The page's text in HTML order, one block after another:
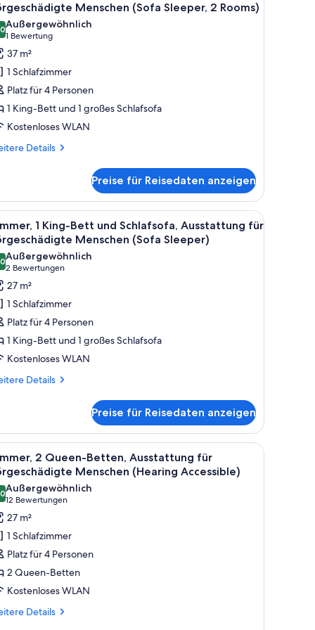
Menschen (Sofa Sleeper, 2 Rooms)
von 10
Außergewöhnlich
1 Bewertung
(1
Bewertung)
37 m²
1 Schlafzimmer
Platz für 4 Personen
1 King-Bett und 1 großes Schlafsofa
Kostenloses WLAN
Details
Preise für Reisedaten anzeigen
Vorhängen.
einem Schreibtisch mit Flachbildfernseher, einem Schminktisch und
Ein Hotelzimmer mit einem großen Bett,
8
1 King-Bett und Schlafsofa, Ausstattung für
Menschen (Sofa Sleeper)
von 10
Außergewöhnlich
2 Bewertungen
(2
Bewertungen)
27 m²
1 Schlafzimmer
Platz für 4 Personen
1 King-Bett und 1 großes Schlafsofa
Kostenloses WLAN
Details
Preise für Reisedaten anzeigen
Teppichboden.
Holzkopfende, einem Nachttisch mit Lampe, einem Schminktisch und
Ein Hotelzimmer mit zwei Betten, einem
7
2 Queen-Betten, Ausstattung für
Menschen (Hearing Accessible)
von 10
Außergewöhnlich
12 Bewertungen
(12
Bewertungen)
27 m²
1 Schlafzimmer
Platz für 4 Personen
2 Queen-Betten
Kostenloses WLAN
Details